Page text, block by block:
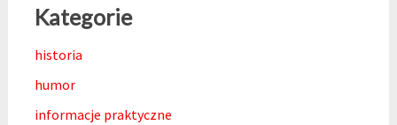
Kategorie
historia
humor
informacje praktyczne